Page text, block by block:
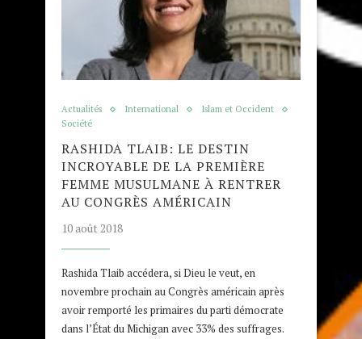
Actualités International
Islam et Occident
Société
RASHIDA TLAIB: LE DESTIN
INCROYABLE DE LA PREMIÈRE
FEMME MUSULMANE À RENTRER
AU CONGRÈS AMÉRICAIN
10 août 2018
Rashida Tlaib accédera, si Dieu le veut, en
novembre prochain au Congrès américain après
avoir remporté les primaires du parti démocrate
dans l’État du Michigan avec 33% des suffrages.